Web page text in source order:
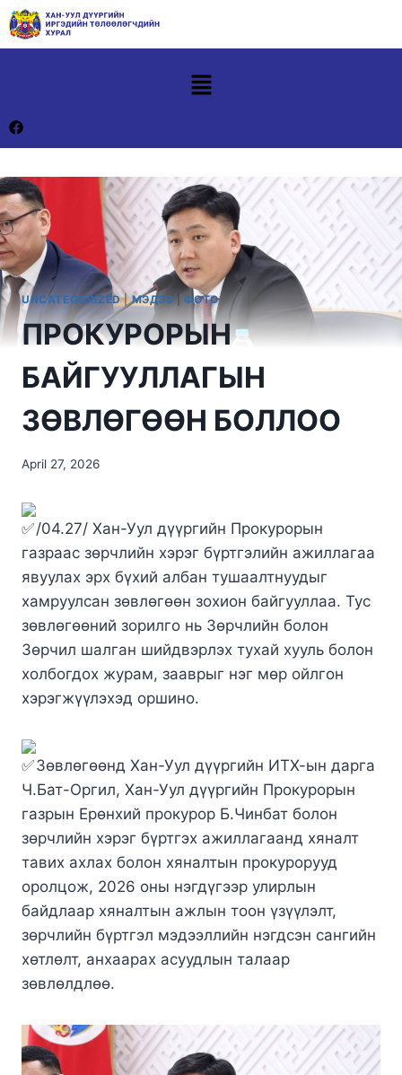
UNCATEGORIZED|МЭДЭЭ|ФОТО
ПРОКУРОРЫН
БАЙГУУЛЛАГЫН
ЗӨВЛӨГӨӨН БОЛЛОО
April 27, 2026
/04.27/ Хан-Уул дүүргийн Прокурорын
газраас зөрчлийн хэрэг бүртгэлийн ажиллагаа
явуулах эрх бүхий албан тушаалтнуудыг
хамруулсан зөвлөгөөн зохион байгууллаа. Тус
зөвлөгөөний зорилго нь Зөрчлийн болон
Зөрчил шалган шийдвэрлэх тухай хууль болон
холбогдох журам, зааврыг нэг мөр ойлгон
хэрэгжүүлэхэд оршино.
Зөвлөгөөнд Хан-Уул дүүргийн ИТХ-ын дарга
Ч.Бат-Оргил, Хан-Уул дүүргийн Прокурорын
газрын Ерөнхий прокурор Б.Чинбат болон
зөрчлийн хэрэг бүртгэх ажиллагаанд хяналт
тавих ахлах болон хяналтын прокурорууд
оролцож, 2026 оны нэгдүгээр улирлын
байдлаар хяналтын ажлын тоон үзүүлэлт,
зөрчлийн бүртгэл мэдээллийн нэгдсэн сангийн
хөтлөлт, анхаарах асуудлын талаар
зөвлөлдлөө.